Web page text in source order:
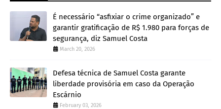
É necessário “asfixiar o crime organizado” e
garantir gratificação de R$ 1.980 para forças de
segurança, diz Samuel Costa
March 20, 2026
Defesa técnica de Samuel Costa garante
liberdade provisória em caso da Operação
Escárnio
February 03, 2026